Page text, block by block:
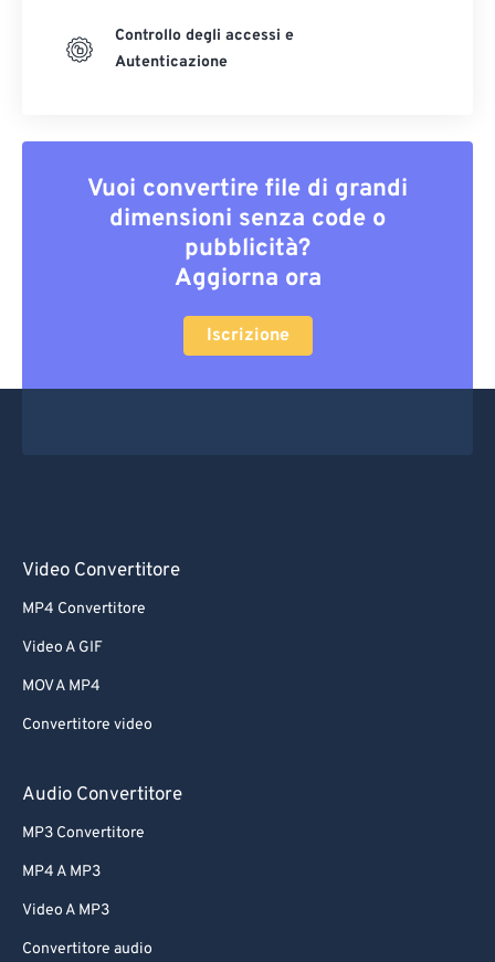
Controllo degli accessi e
Autenticazione
Vuoi convertire file di grandi
dimensioni senza code o
pubblicità?
Aggiorna ora
Iscrizione
Video Convertitore
MP4 Convertitore
Video A GIF
MOV A MP4
Convertitore video
Audio Convertitore
MP3 Convertitore
MP4 A MP3
Video A MP3
Convertitore audio